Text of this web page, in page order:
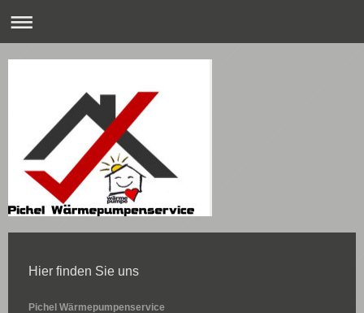
Hier finden Sie uns
Pichel Wärmepumpenservice